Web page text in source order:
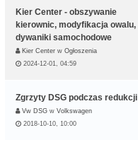
Kier Center - obszywanie
kierownic, modyfikacja owalu,
dywaniki samochodowe
Kier Center w Ogłoszenia
2024-12-01, 04:59
Zgrzyty DSG podczas redukcji
Vw DSG w Volkswagen
2018-10-10, 10:00